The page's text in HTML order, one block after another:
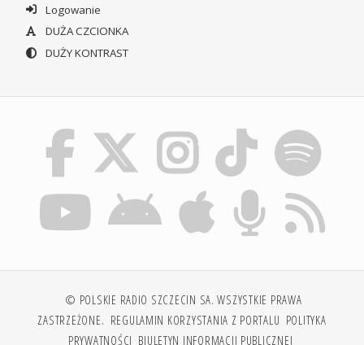
Logowanie
DUŻA CZCIONKA
DUŻY KONTRAST
© POLSKIE RADIO SZCZECIN SA. WSZYSTKIE PRAWA
ZASTRZEŻONE. REGULAMIN KORZYSTANIA Z PORTALU POLITYKA
PRYWATNOŚCI BIULETYN INFORMACJI PUBLICZNEJ